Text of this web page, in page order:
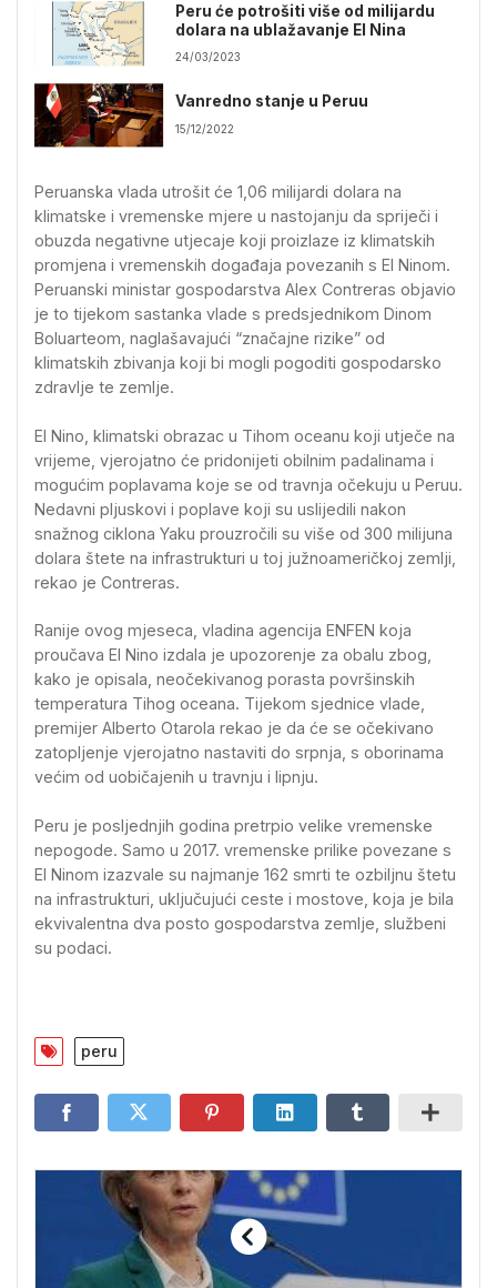
Peru će potrošiti više od milijardu
dolara na ublažavanje El Nina
24/03/2023
Vanredno stanje u Peruu
15/12/2022
Peruanska vlada utrošit će 1,06 milijardi dolara na
klimatske i vremenske mjere u nastojanju da spriječi i
obuzda negativne utjecaje koji proizlaze iz klimatskih
promjena i vremenskih događaja povezanih s El Ninom.
Peruanski ministar gospodarstva Alex Contreras objavio
je to tijekom sastanka vlade s predsjednikom Dinom
Boluarteom, naglašavajući “značajne rizike” od
klimatskih zbivanja koji bi mogli pogoditi gospodarsko
zdravlje te zemlje.
El Nino, klimatski obrazac u Tihom oceanu koji utječe na
vrijeme, vjerojatno će pridonijeti obilnim padalinama i
mogućim poplavama koje se od travnja očekuju u Peruu.
Nedavni pljuskovi i poplave koji su uslijedili nakon
snažnog ciklona Yaku prouzročili su više od 300 milijuna
dolara štete na infrastrukturi u toj južnoameričkoj zemlji,
rekao je Contreras.
Ranije ovog mjeseca, vladina agencija ENFEN koja
proučava El Nino izdala je upozorenje za obalu zbog,
kako je opisala, neočekivanog porasta površinskih
temperatura Tihog oceana. Tijekom sjednice vlade,
premijer Alberto Otarola rekao je da će se očekivano
zatopljenje vjerojatno nastaviti do srpnja, s oborinama
većim od uobičajenih u travnju i lipnju.
Peru je posljednjih godina pretrpio velike vremenske
nepogode. Samo u 2017. vremenske prilike povezane s
El Ninom izazvale su najmanje 162 smrti te ozbiljnu štetu
na infrastrukturi, uključujući ceste i mostove, koja je bila
ekvivalentna dva posto gospodarstva zemlje, službeni
su podaci.
peru